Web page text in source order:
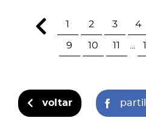
1 2 3 4
9 10 11
voltar